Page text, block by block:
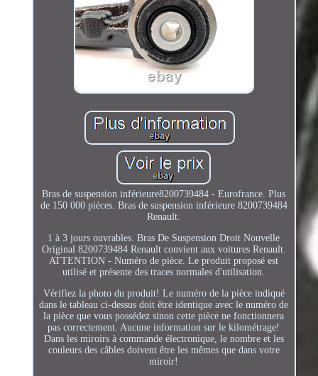
Bras de suspension inférieure8200739484 - Eurofrance. Plus
de 150 000 pièces. Bras de suspension inférieure 8200739484
Renault.
1 à 3 jours ouvrables. Bras De Suspension Droit Nouvelle
Original 8200739484 Renault convient aux voitures Renault.
ATTENTION - Numéro de pièce. Le produit proposé est
utilisé et présente des traces normales d'utilisation.
Vérifiez la photo du produit! Le numéro de la pièce indiqué
dans le tableau ci-dessus doit être identique avec le numéro de
la pièce que vous possédez sinon cette pièce ne fonctionnera
pas correctement. Aucune information sur le kilométrage!
Dans les miroirs à commande électronique, le nombre et les
couleurs des câbles doivent être les mêmes que dans votre
miroir!